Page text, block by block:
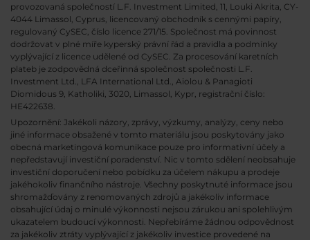
provozovaná společností L.F. Investment Limited, 11, Louki Akrita, CY-
4044 Limassol, Cyprus, licencovaný obchodník s cennými papíry,
regulovaný CySEC, číslo licence 271/15. Společnost má povinnost
dodržovat v plné míře kyperský právní řád a pravidla a podmínky
vyplývající z licence udělené od CySEC. Za procesování karetních
plateb je zodpovědná dceřinná společnost společnosti L.F.
Investment Ltd., LFA International Ltd., Aiolou & Panagioti
Diomidous 9, Katholiki, 3020, Limassol, Kypr, registrační číslo:
HE422638.
Upozornění: Jakékoli názory, zprávy, výzkumy, analýzy, ceny nebo
jiné informace obsažené v tomto materiálu jsou poskytovány jako
obecná marketingová komunikace pouze pro informativní účely a
nepředstavují investiční poradenství. Nic v tomto sdělení neobsahuje
investiční doporučení nebo pobídku za účelem nákupu a prodeje
jakéhokoliv finančního nástroje. Všechny poskytnuté informace jsou
shromažďovány z renomovaných zdrojů a jakékoliv informace
obsahující údaj o minulé výkonnosti nejsou zárukou ani spolehlivým
ukazatelem budoucí výkonnosti. Nepřebíráme žádnou odpovědnost
za jakékoliv ztráty vyplývající z jakékoliv investice provedené na